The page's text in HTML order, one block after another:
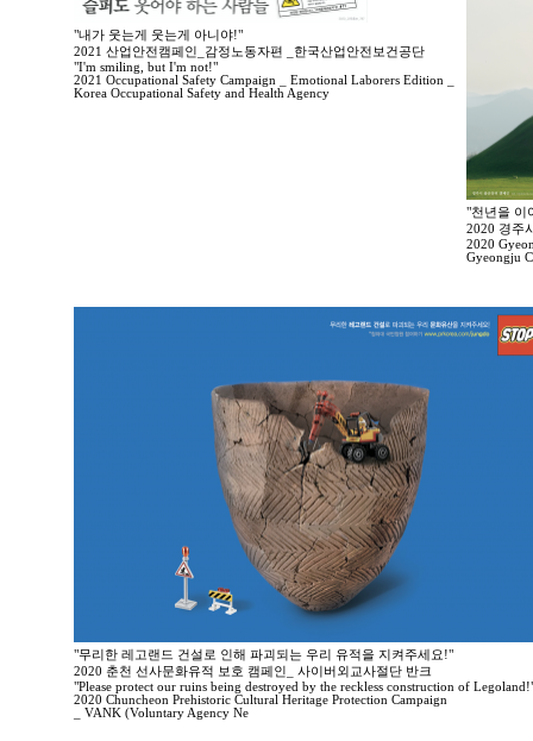
"내가 웃는게 웃는게 아니야!"
2021 산업안전캠페인_감정노동자편 _한국산업안전보건공단
"I'm smiling, but I'm not!"
2021 Occupational Safety Campaign _ Emotional Laborers Edition _
Korea Occupational Safety and Health Agency
"천년을 이
2020 경주
2020
Gyeongju
"무리한 레고랜드 건설로 인해 파괴되는 우리 유적을 지켜주세요!"
2020 춘천 선사문화유적 보호 캠페인_ 사이버외교사절단 반크
"Please protect our ruins being destroyed by the reckless construction of
2020 Chuncheon Prehistoric Cultural Heritage Protection Campaign
_ VANK (Voluntary Agency Ne